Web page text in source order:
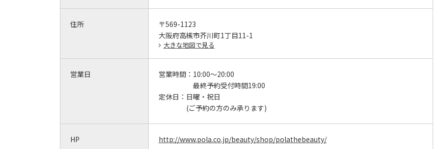
住所
〒569-1123
大阪府高槻市芥川町1丁目11-1
大きな地図で見る
営業日 営業時間： 10:00～20:00
最終予約受付時間19:00
定休日： 日曜・祝日
(ご予約の方のみ承ります)
HP http://www.pola.co.jp/beauty/shop/polathebeauty/